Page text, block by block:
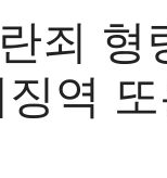
죄 형
역